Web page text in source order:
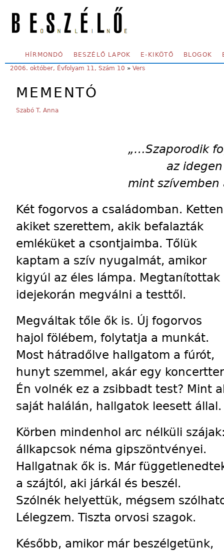
SECONDARY MENU
HÍRMONDÓ BESZÉLŐ LAPOK E-KIKÖTŐ BLOGOK
YOU ARE HERE:
2006. október, Évfolyam 11, Szám 10 » Vers
MEMENTÓ
Szabó T. Anna
„…Szaporodik
az idegen
mint szívemben a
Két fogorvos a családomban.
akiket szerettem, akik befalazták
emléküket a csontjaimba. Tőlük
kaptam a szív nyugalmát, amikor
kigyúl az éles lámpa. Megtanítottak
idejekorán megválni a testtől.
Megváltak tőle ők is. Új fogorvos
hajol fölébem, folytatja a munkát.
Most hátradőlve hallgatom a fúrót,
hunyt szemmel, akár egy
Én volnék ez a zsibbadt test? Mint
saját halálán, hallgatok leesett állal.
Körben mindenhol arc nélküli
állkapcsok néma gipszöntvényei.
Hallgatnak ők is. Már
a szájtól, aki járkál és beszél.
Szólnék helyettük, mégsem
Lélegzem. Tiszta orvosi szagok.
Később, amikor már beszélgetünk,